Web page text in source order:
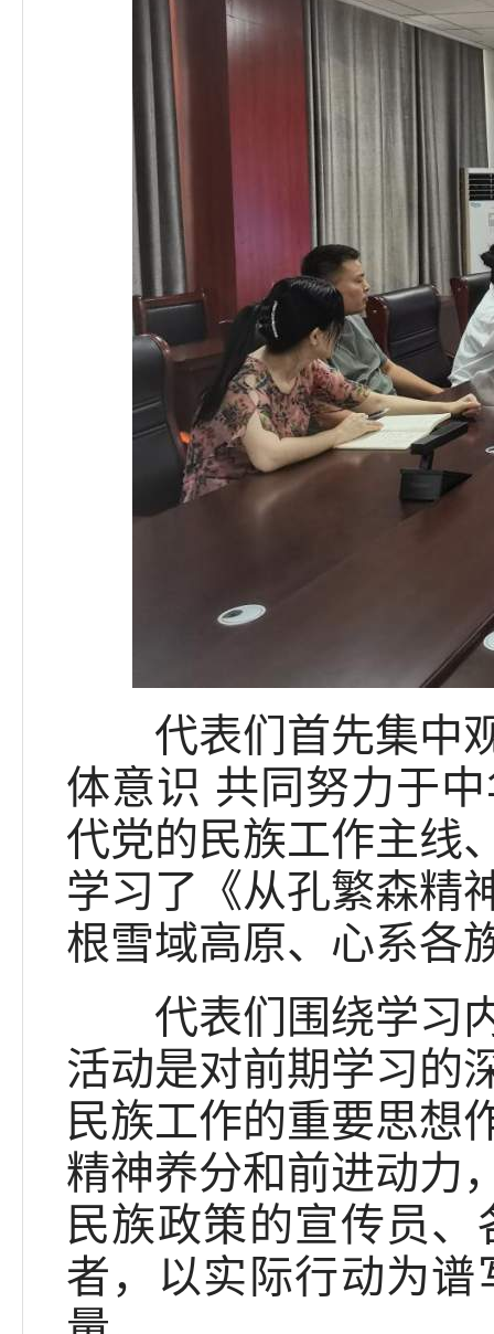
代表们首先集中观
体意识 共同努力于
代党的民族工作主线
学习了《从孔繁森精
根雪域高原、心系各
代表们围绕学习内
活动是对前期学习的
民族工作的重要思想
精神养分和前进动力
民族政策的宣传员
者，以实际行动为